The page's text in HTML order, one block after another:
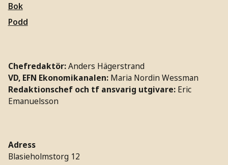
Bok
Podd
Chefredaktör:Anders Hägerstrand
VD, EFN Ekonomikanalen: Maria Nordin Wessman
Redaktionschef och tf ansvarig utgivare: Eric
Emanuelsson
Adress
Blasieholmstorg 12